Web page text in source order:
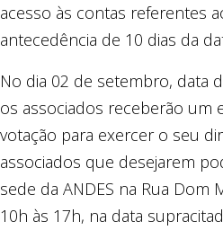
acesso às contas referentes
antecedência de 10 dias da
No dia 02 de setembro, data
os associados receberão um
votação para exercer o seu
associados que desejarem
sede da ANDES na Rua Dom
10h às 17h, na data